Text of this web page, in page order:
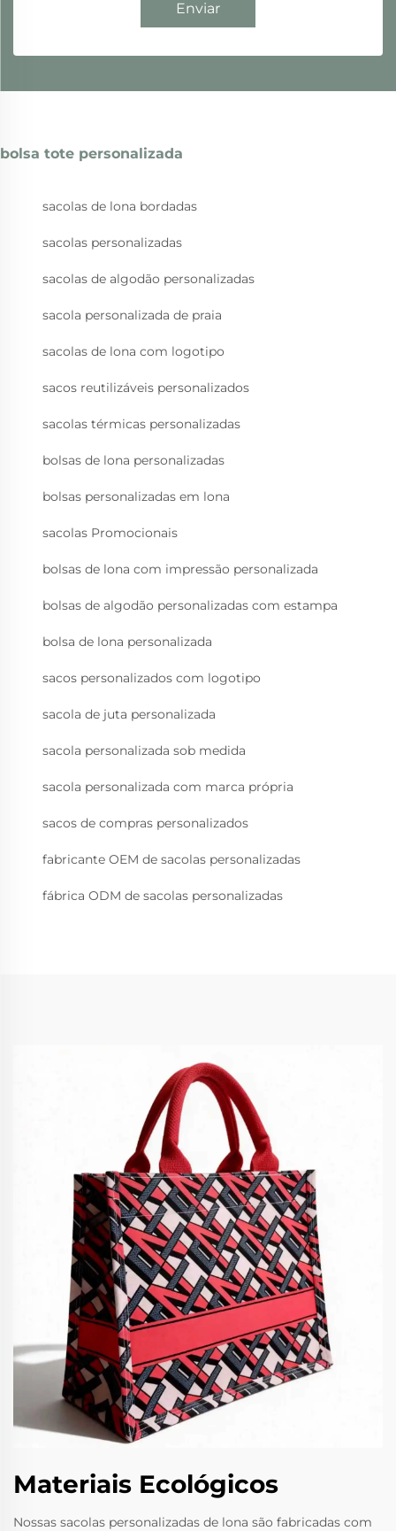
Enviar
bolsa tote personalizada
sacolas de lona bordadas
sacolas personalizadas
sacolas de algodão personalizadas
sacola personalizada de praia
sacolas de lona com logotipo
sacos reutilizáveis personalizados
sacolas térmicas personalizadas
bolsas de lona personalizadas
bolsas personalizadas em lona
sacolas Promocionais
bolsas de lona com impressão personalizada
bolsas de algodão personalizadas com estampa
bolsa de lona personalizada
sacos personalizados com logotipo
sacola de juta personalizada
sacola personalizada sob medida
sacola personalizada com marca própria
sacos de compras personalizados
fabricante OEM de sacolas personalizadas
fábrica ODM de sacolas personalizadas
Materiais Ecológicos
Nossas sacolas personalizadas de lona são fabricadas com